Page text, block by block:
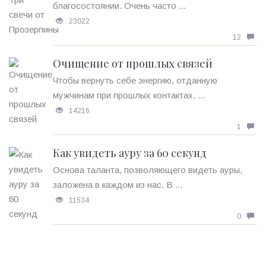
благосостоянии. Очень часто ...
23022
12
Очищение от прошлых связей
Чтобы вернуть себе энергию, отданную
мужчинам при прошлых контактах, ...
14216
1
Как увидеть ауру за 60 секунд
Основа таланта, позволяющего видеть ауры,
заложена в каждом из нас. В ...
11534
0